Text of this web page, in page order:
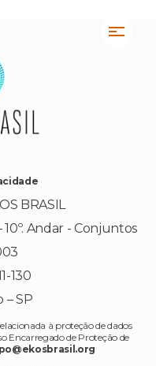
BRASIL
10º. Andar - Conjuntos
130
– SP
à proteção de dados
Encarregado de Proteção de